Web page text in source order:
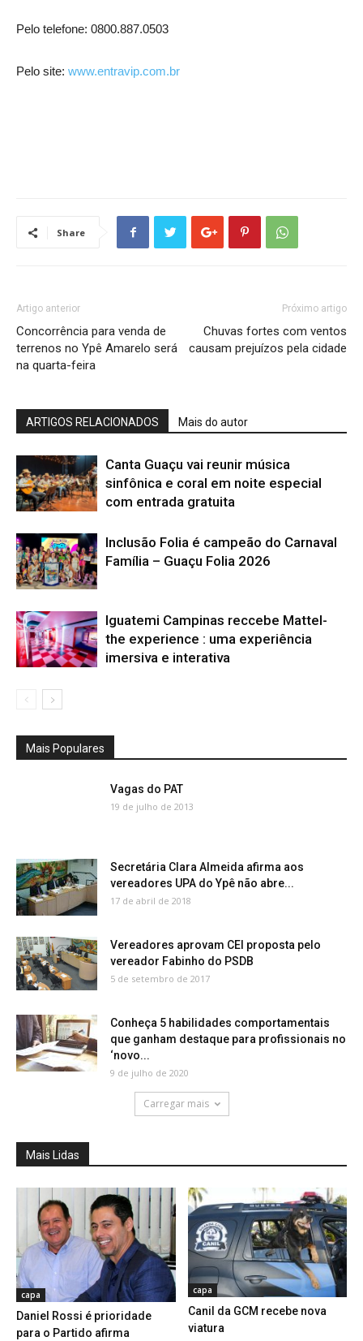
Pelo telefone: 0800.887.0503
Pelo site: www.entravip.com.br
Share
Artigo anterior
Concorrência para venda de
terrenos no Ypê Amarelo será
na quarta-feira
Próximo artigo
Chuvas fortes com ventos
causam prejuízos pela cidade
ARTIGOS RELACIONADOS Mais do autor
Canta Guaçu vai reunir música
sinfônica e coral em noite especial
com entrada gratuita
Inclusão Folia é campeão do Carnaval
Família – Guaçu Folia 2026
Iguatemi Campinas reccebe Mattel-
the experience : uma experiência
imersiva e interativa
Mais Populares
Vagas do PAT
19 de julho de 2013
Secretária Clara Almeida afirma aos
vereadores UPA do Ypê não abre...
17 de abril de 2018
Vereadores aprovam CEI proposta pelo
vereador Fabinho do PSDB
5 de setembro de 2017
Conheça 5 habilidades comportamentais
que ganham destaque para profissionais no
‘novo...
9 de julho de 2020
Carregar mais
Mais Lidas
capa
Daniel Rossi é prioridade
para o Partido afirma
capa
Canil da GCM recebe nova
viatura